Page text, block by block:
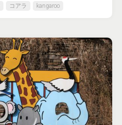
コアラ kangaroo